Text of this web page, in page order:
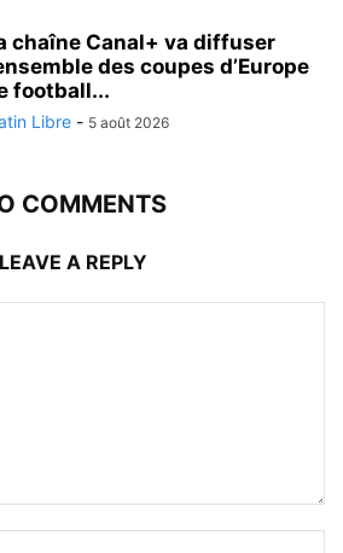
chaîne Canal+ va diffuser
des coupes d’Europe
football...
Libre - 5 août 2026
COMMENTS
LEAVE A REPLY